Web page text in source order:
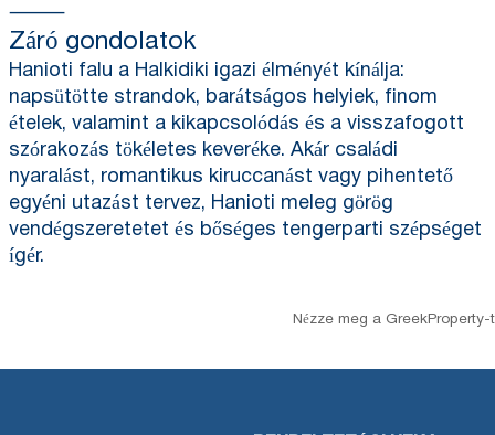
⸻
Záró gondolatok
Hanioti falu a Halkidiki igazi élményét kínálja:
napsütötte strandok, barátságos helyiek, finom
ételek, valamint a kikapcsolódás és a visszafogott
szórakozás tökéletes keveréke. Akár családi
nyaralást, romantikus kiruccanást vagy pihentető
egyéni utazást tervez, Hanioti meleg görög
vendégszeretetet és bőséges tengerparti szépséget
ígér.
Nézze meg a GreekProperty-t